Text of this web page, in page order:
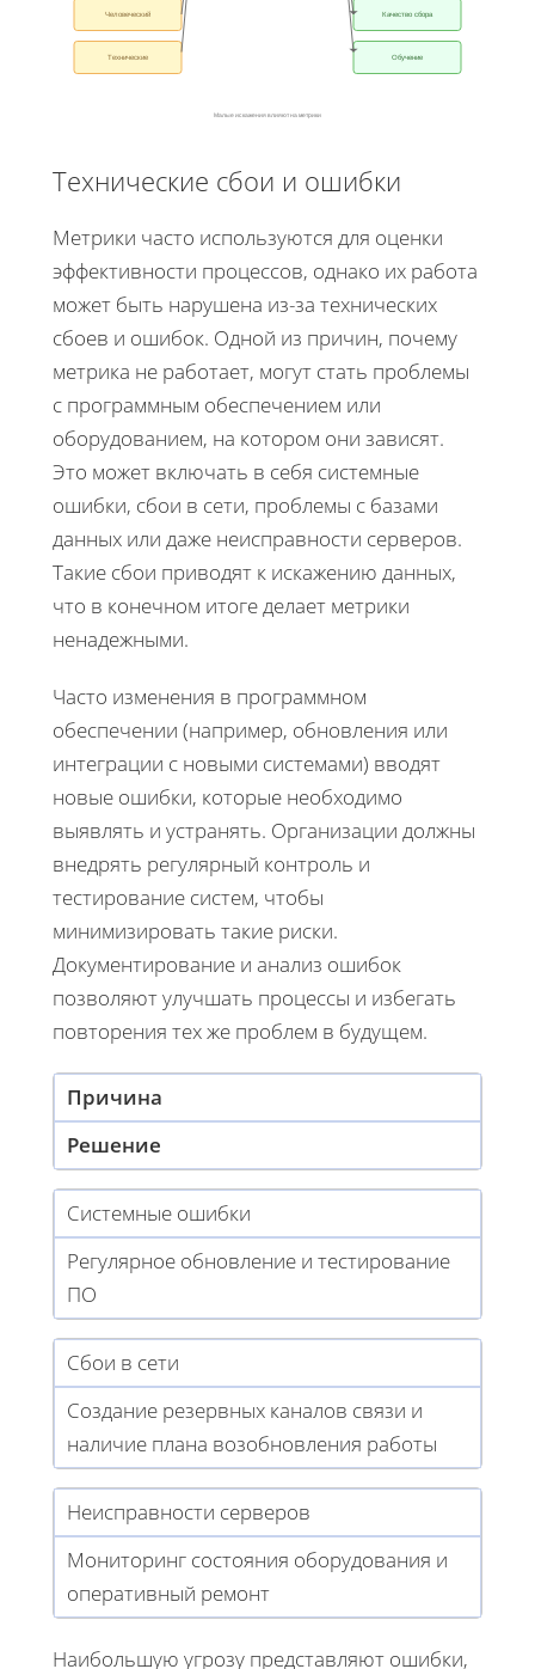
Человеческий
Технические
Качество сбора
Обучение
Малые искажения влияют на метрики
Технические сбои и ошибки
Метрики часто используются для оценки
эффективности процессов, однако их работа
может быть нарушена из-за технических
сбоев и ошибок. Одной из причин, почему
метрика не работает, могут стать проблемы
с программным обеспечением или
оборудованием, на котором они зависят.
Это может включать в себя системные
ошибки, сбои в сети, проблемы с базами
данных или даже неисправности серверов.
Такие сбои приводят к искажению данных,
что в конечном итоге делает метрики
ненадежными.
Часто изменения в программном
обеспечении (например, обновления или
интеграции с новыми системами) вводят
новые ошибки, которые необходимо
выявлять и устранять. Организации должны
внедрять регулярный контроль и
тестирование систем, чтобы
минимизировать такие риски.
Документирование и анализ ошибок
позволяют улучшать процессы и избегать
повторения тех же проблем в будущем.
Причина
Решение
Системные ошибки
Регулярное обновление и тестирование
ПО
Сбои в сети
Создание резервных каналов связи и
наличие плана возобновления работы
Неисправности серверов
Мониторинг состояния оборудования и
оперативный ремонт
Наибольшую угрозу представляют ошибки,